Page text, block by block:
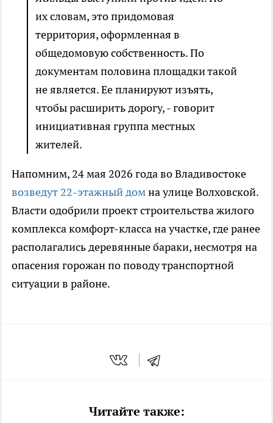
их словам, это придомовая
территория, оформленная в
общедомовую собственность. По
документам половина площадки такой
не является. Ее планируют изъять,
чтобы расширить дорогу, - говорит
инициативная группа местных
жителей.
Напомним, 24 мая 2026 года во Владивостоке
возведут 22-этажный домна улице Волховской.
Власти одобрили проект строительства жилого
комплекса комфорт-класса на участке, где ранее
располагались деревянные бараки, несмотря на
опасения горожан по поводу транспортной
ситуации в районе.
Читайте также: